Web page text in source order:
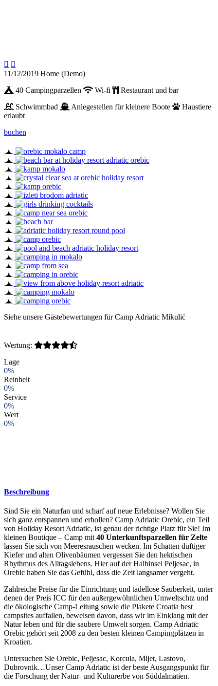
 
11/12/2019 Home (Demo)
40 Campingparzellen
Wi-fi
Restaurant und bar
Schwimmbad
Anlegestellen für kleinere Boote
Haustiere
erlaubt
buchen
Siehe unsere Gästebewertungen für Camp Adriatic Mikulić
Wertung:
Lage
0%
Reinheit
0%
Service
0%
Wert
0%
Beschreibung
Sind Sie ein Naturfan und scharf auf neue Erlebnisse? Wollen Sie
sich ganz entspannen und erhollen? Camp Adriatic Orebic, ein Teil
von Holiday Resort Adriatic, ist genau der richtige Platz für Sie! Im
kleinen Boutique – Camp mit 40 Unterkunftsparzellen für Zelte
lassen Sie sich von Meeresrauschen wecken. Im Schatten duftiger
Kiefer und alten Olivenbäumen vergessen Sie den hektischen
Rhythmus des Alltagslebens. Hier auf der Halbinsel Peljesac, in
Orebic haben Sie das Gefühl, dass die Zeit langsamer vergeht.
Zahlreiche Preise für die Einrichtung und tadellose Sauberkeit, unter
denen der Preis ICC für den außergewöhnlichen Umweltschtz und
die ökologische Camp-Leitung sowie die Plakete Croatia best
campsites auffallen, beweisen davon, dass wir im Einklang mit der
Natur leben und für die saubere Umwelt sorgen. Camp Adriatic
Orebic gehört seit 2008 zu den besten kleinen Campingplätzen in
Kroatien.
Untersuchen Sie Orebic, Peljesac, Korcula, Mljet, Lastovo,
Dubrovnik…Unser Camp Adriatic ist der beste Ausgangspunkt für
die Forschung der Natur- und Kulturerbe von Süddalmatien.